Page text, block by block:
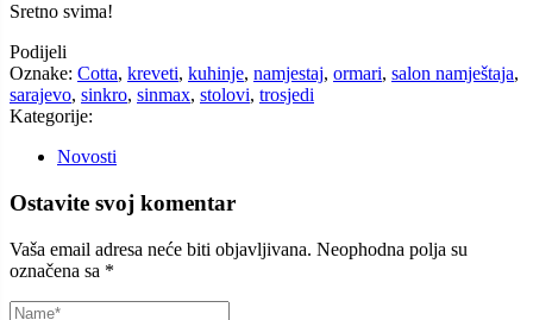
Sretno svima!
Podijeli
Oznake: Cotta, kreveti, kuhinje, namjestaj, ormari, salon namještaja,
sarajevo, sinkro, sinmax, stolovi, trosjedi
Kategorije:
Novosti
Ostavite svoj komentar
Vaša email adresa neće biti objavljivana. Neophodna polja su
označena sa *